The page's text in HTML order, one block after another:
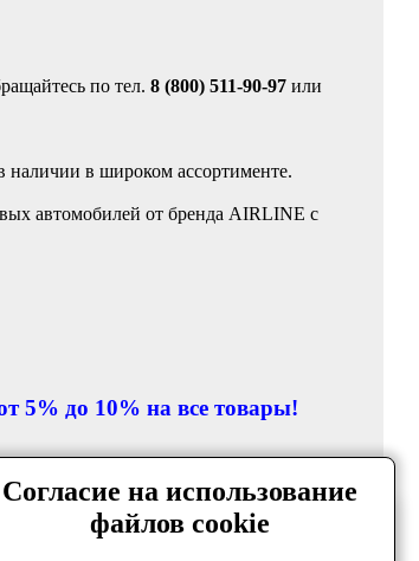
по тел. 8 (800) 511-90-97 или
наличии в широком ассортименте.
автомобилей от бренда AIRLINE с
5% до 10% на все товары!
Количество
Согласие на использование
файлов cookie